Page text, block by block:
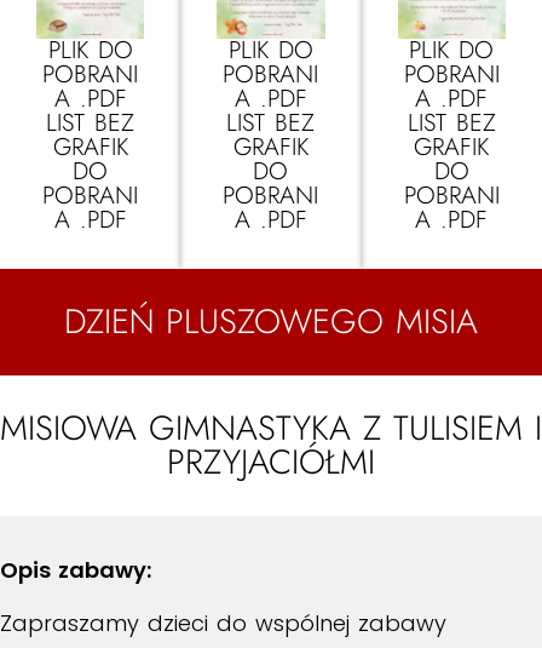
PLIK DO
POBRANI
A .PDF
LIST BEZ
GRAFIK
DO
POBRANI
A .PDF
PLIK DO
POBRANI
A .PDF
LIST BEZ
GRAFIK
DO
POBRANI
A .PDF
PLIK DO
POBRANI
A .PDF
LIST BEZ
GRAFIK
DO
POBRANI
A .PDF
DZIEŃ PLUSZOWEGO MISIA
MISIOWA GIMNASTYKA Z TULISIEM I
PRZYJACIÓŁMI
Opis zabawy:
Zapraszamy dzieci do wspólnej zabawy